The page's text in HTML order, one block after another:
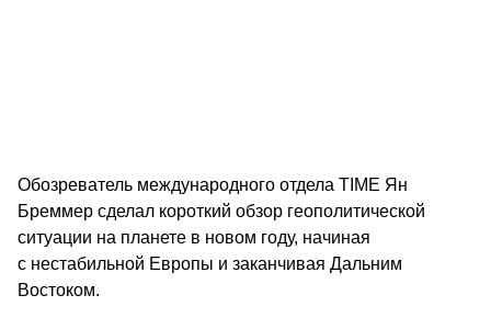
Обозреватель международного отдела TIME Ян
Бреммер сделал короткий обзор геополитической
ситуации на планете в новом году, начиная
с нестабильной Европы и заканчивая Дальним
Востоком.